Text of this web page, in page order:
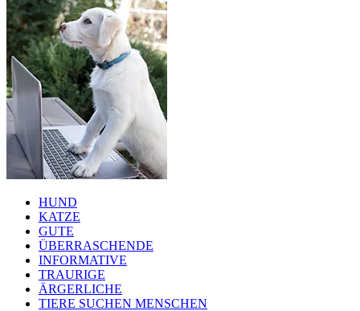
HUND
KATZE
GUTE
ÜBERRASCHENDE
INFORMATIVE
TRAURIGE
ÄRGERLICHE
TIERE SUCHEN MENSCHEN